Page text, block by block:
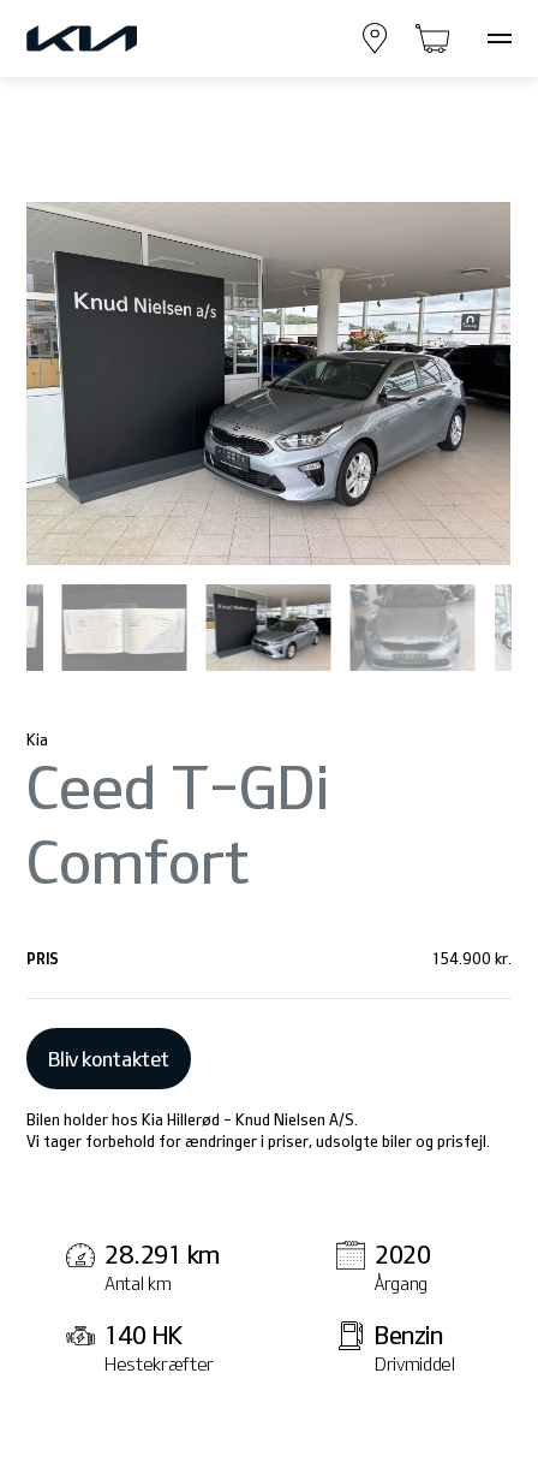
Kia
Ceed T-GDi
Comfort
PRIS 154.900 kr.
Bliv kontaktet
Bilen holder hos Kia Hillerød - Knud Nielsen A/S.
Vi tager forbehold for ændringer i priser, udsolgte biler og prisfejl.
28.291 km
Antal km
2020
Årgang
140 HK
Hestekræfter
Benzin
Drivmiddel